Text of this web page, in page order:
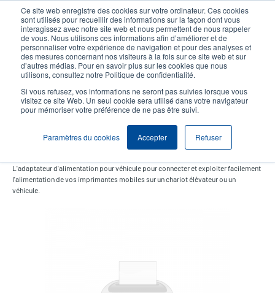
Ce site web enregistre des cookies sur votre ordinateur. Ces cookies
sont utilisés pour recueillir des informations sur la façon dont vous
interagissez avec notre site web et nous permettent de nous rappeler
de vous. Nous utilisons ces informations afin d’améliorer et de
personnaliser votre expérience de navigation et pour des analyses et
des mesures concernant nos visiteurs à la fois sur ce site web et sur
d’autres médias. Pour en savoir plus sur les cookies que nous
utilisons, consultez notre Politique de confidentialité.
Si vous refusez, vos informations ne seront pas suivies lorsque vous
visitez ce site Web. Un seul cookie sera utilisé dans votre navigateur
pour mémoriser votre préférence de ne pas être suivi.
Paramètres du cookies Accepter Refuser
contenu
principal
User
account
menu
User
Header
Sélection Produits Contact Commercial
Adaptateur secteur pour
véhicule
L'adaptateur d'alimentation pour véhicule pour connecter et exploiter facilement
l'alimentation de vos imprimantes mobiles sur un chariot élévateur ou un
véhicule.